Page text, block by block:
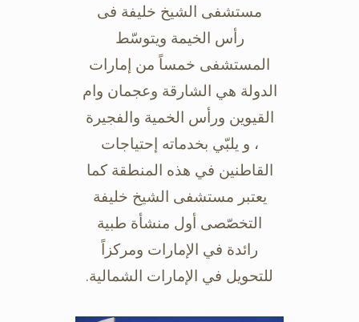
مستشفى الشيخ خليفة فى
رأس الخيمة ويتوسّط
‏المستشفى خمساً من إمارات
الدولة هي الشارقة وعجمان وام
القيوين ورأس الخمية ‏والفجيرة
، و يلبّي بخدماته إحتياجات
القاطنين في هذه المنطقة كما
يعتبر مستشفى ‏الشيخ خليفة
التخصّصى أول منشأة طبية
رائدة في الإمارات ومركزاً
للتحويل في ‏الإمارات الشمالية.‏